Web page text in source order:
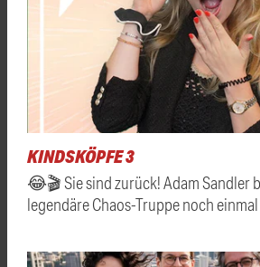
KINDSKÖPFE 3
😂🎬 Sie sind zurück! Adam Sandler
legendäre Chaos-Truppe noch